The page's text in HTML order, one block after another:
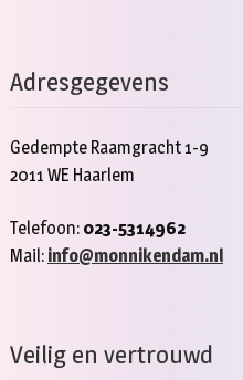
Adresgegevens
Gedempte Raamgracht 1-9
2011 WE Haarlem
Telefoon: 023-5314962
Mail: info@monnikendam.nl
Veilig en vertrouwd